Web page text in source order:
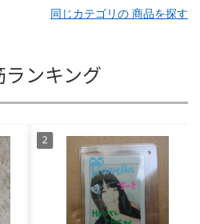
同じカテゴリの 商品を探す
ンキング